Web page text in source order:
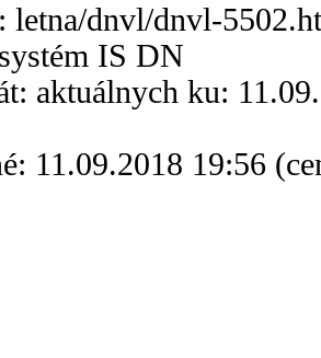
letna/dnvl/dnvl-
IS DN
aktuálnych ku:
11.09.2018 19:56